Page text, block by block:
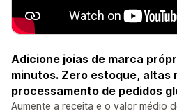
Adicione joias de marca
minutos. Zero estoque, altas
processamento de pedidos
Aumente a receita e o valor médio